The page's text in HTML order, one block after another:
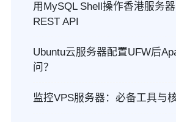
用MySQL Shell操作香港服务
REST API
Ubuntu云服务器配置UFW后
问？
监控VPS服务器：必备工具与